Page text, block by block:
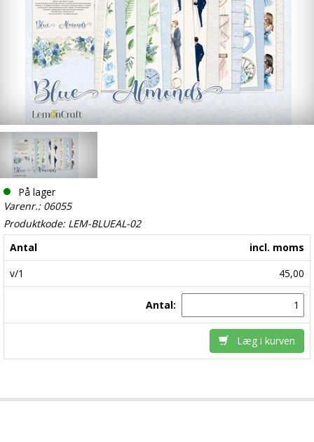
På lager
Varenr.: 06055
Produktkode: LEM-BLUEAL-02
Antal
incl. moms
v/1
45,00
Antal:
Læg i kurven